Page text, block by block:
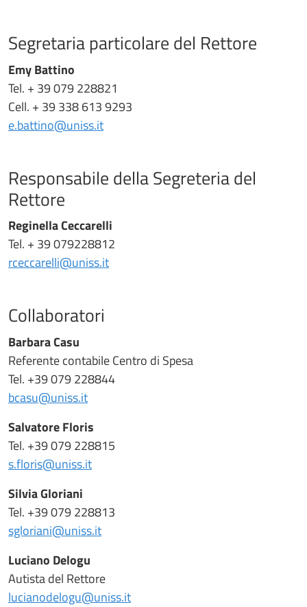
Segretaria particolare del Rettore
Emy Battino
Tel. + 39 079 228821
Cell. + 39 338 613 9293
e.battino@uniss.it
Responsabile della Segreteria del
Rettore
Reginella Ceccarelli
Tel. + 39 079228812
rceccarelli@uniss.it
Collaboratori
Barbara Casu
Referente contabile Centro di Spesa
Tel. +39 079 228844
bcasu@uniss.it
Salvatore Floris
Tel. +39 079 228815
s.floris@uniss.it
Silvia Gloriani
Tel. +39 079 228813
sgloriani@uniss.it
Luciano Delogu
Autista del Rettore
lucianodelogu@uniss.it